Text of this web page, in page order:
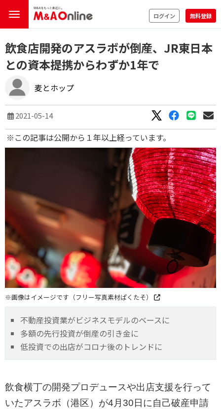
ログイン 無料登録
飲食店開発のアスラボが倒産、JR東日本
との資本提携からわずか1年で
麦とホップ
2021-05-14
※この記事は公開から１年以上経っています。
※画像はイメージです（フリー写真素材ぱくたそ）
不動産投資業がビジネスモデルのベースに
多額の先行投資が倒産の引き金に
低投資での出店がコロナ後のトレンドに
飲食横丁の開発プロデュースや出店支援を行って
いたアスラボ（港区）が4月30日に自己破産申請